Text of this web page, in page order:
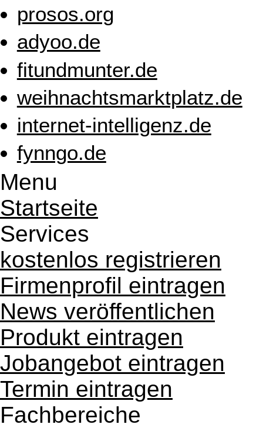
prosos.org
adyoo.de
fitundmunter.de
weihnachtsmarktplatz.de
internet-intelligenz.de
fynngo.de
Menu
Startseite
Services
kostenlos registrieren
Firmenprofil eintragen
News veröffentlichen
Produkt eintragen
Jobangebot eintragen
Termin eintragen
Fachbereiche